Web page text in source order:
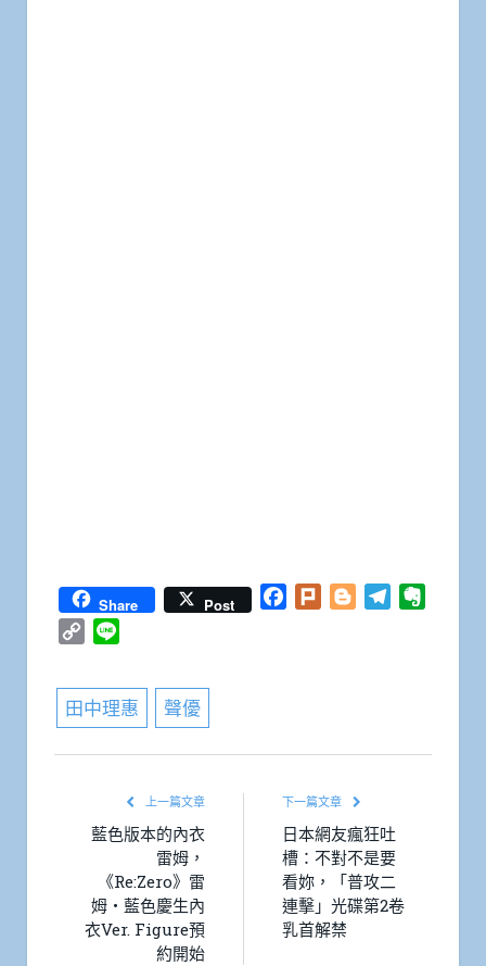
Share Post Facebook
Plurk BloggerTelegram
Copy
田中理惠 聲優
上一篇文章
藍色版本的內衣
雷姆，
《Re:Zero》雷
姆・藍色慶生內
衣Ver. Figure預
約開始
下一篇文章
日本網友瘋狂吐
槽：不對不是要
看妳，「普攻二
連擊」光碟第2卷
乳首解禁